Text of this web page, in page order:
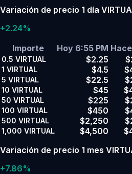
Variación de precio 1 día
+2.24%
Importe
Hoy 6:55 PM
0.5 VIRTUAL $2.25
1 VIRTUAL $4.5
5 VIRTUAL $22.5
10 VIRTUAL $45
50 VIRTUAL $225
100 VIRTUAL $450
500 VIRTUAL $2,250
1,000 VIRTUAL $4,500
Variación de precio 1 mes
+7.86%